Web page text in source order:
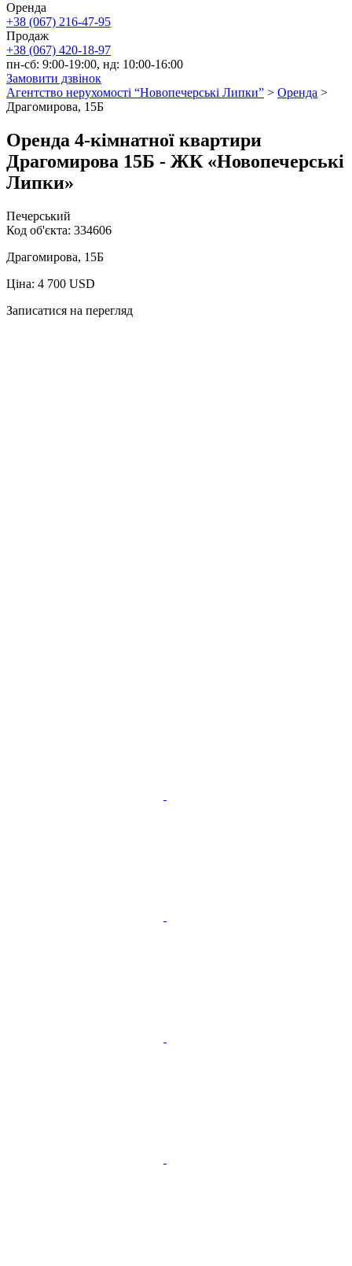
Оренда
+38 (067) 216-47-95
Продаж
+38 (067) 420-18-97
пн-сб: 9:00-19:00, нд: 10:00-16:00
Замовити дзвінок
Агентство нерухомості “Новопечерські Липки” > Оренда >
Драгомирова, 15Б
Оренда 4-кімнатної квартири
Драгомирова 15Б - ЖК «Новопечерські
Липки»
Печерський
Код об'єкта: 334606
Драгомирова, 15Б
Ціна: 4 700 USD
Записатися на перегляд